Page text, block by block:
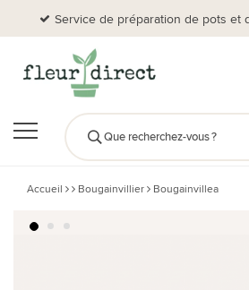
Service de préparation de pots et
Accueil Bougainvillier Bougainvillea